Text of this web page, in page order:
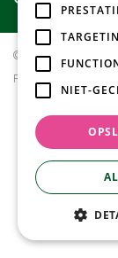
© Tuincollectie.nl
Privacy policy
NIET-